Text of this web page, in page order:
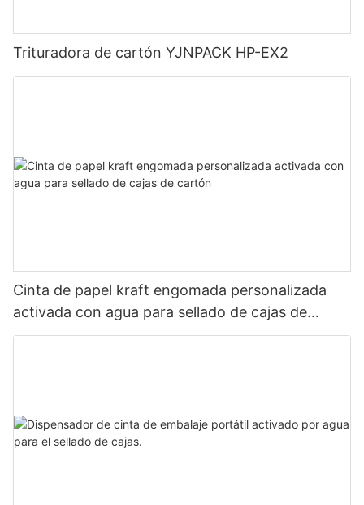
Trituradora de cartón YJNPACK HP-EX2
Cinta de papel kraft engomada personalizada
activada con agua para sellado de cajas de
cartón